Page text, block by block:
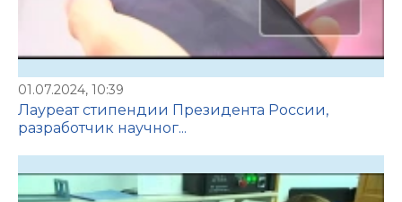
01.07.2024, 10:39
Лауреат стипендии Президента России,
разработчик научног...